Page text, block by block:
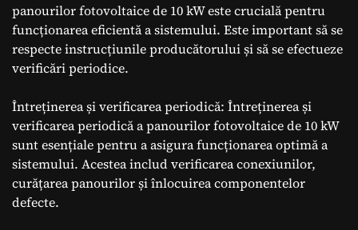
panourilor fotovoltaice de 10 kW este crucială pentru
funcționarea eficientă a sistemului. Este important să se
respecte instrucțiunile producătorului și să se efectueze
verificări periodice.
Întreținerea și verificarea periodică: Întreținerea și
verificarea periodică a panourilor fotovoltaice de 10 kW
sunt esențiale pentru a asigura funcționarea optimă a
sistemului. Acestea includ verificarea conexiunilor,
curățarea panourilor și înlocuirea componentelor
defecte.